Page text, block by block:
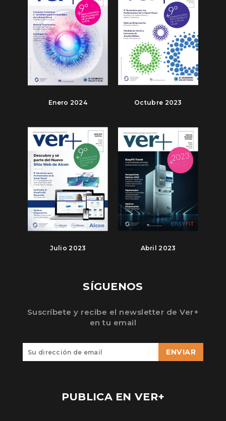
Enero 2024 Octubre 2023
Julio 2023 Abril 2023
SÍGUENOS
Suscríbete y recibe el newsletter de Ver+
en tu email
ENVIAR
PUBLICA EN VER+